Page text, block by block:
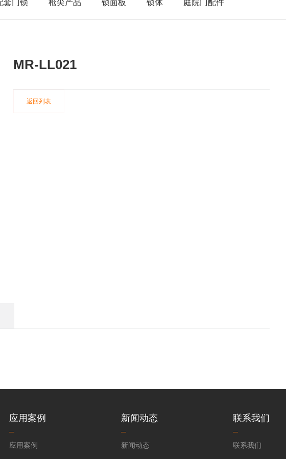
套门锁 枪尖产品 锁面板 锁体 庭院门配件
MR-LL021
返回列表
应用案例
应用案例
新闻动态
新闻动态
联系我们
联系我们